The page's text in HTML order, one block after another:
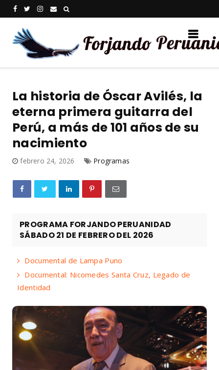
La historia de Óscar Avilés, la
eterna primera guitarra del
Perú, a más de 101 años de su
nacimiento
febrero 24, 2026 Programas
PROGRAMA FORJANDO PERUANIDAD
SÁBADO 21 DE FEBRERO DEL 2026
Documental de Lampa Puno
Documental: Nicomedes Santa Cruz, Legado de
Identidad